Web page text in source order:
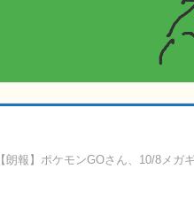
【朗報】ポケモンGOさん、10/8メ